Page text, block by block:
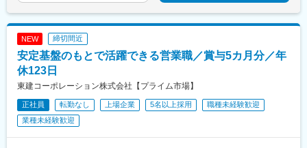
日駅、平安通駅、大須観音駅、中洲川端駅、西鉄福岡駅、二本木
口駅、スタジアムシティノース駅、七ツ屋駅、足羽山公園口駅、
横川一丁目駅、袋町駅、バスセンター前駅、片原町駅(香川県)、高
知橋駅
NEW 締切間近
安定基盤のもとで活躍できる営業職／賞与5カ月分／年
休123日
東建コーポレーション株式会社【プライム市場】
正社員 転勤なし 上場企業 5名以上採用
職種未経験歓迎
業種未経験歓迎